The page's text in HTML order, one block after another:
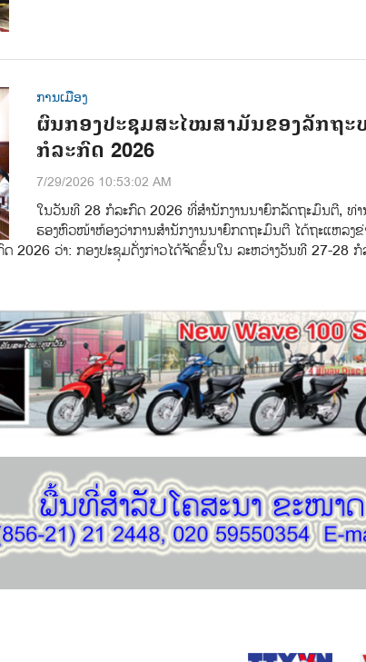
ການເມືອງ
ຜົນກອງປະຊຸມສະໄໝສາມັນຂອງລັກຖະ
ກໍລະກົດ 2026
7/29/2026 10:53:02 AM
ໃນວັນທີ 28 ກໍລະກົດ 2026 ທີ່ສໍານັກງານນາຍົກລັດຖະມົນຕີ, ທ່
ຮອງຫົວໜ້າຫ້ອງວ່າການສໍານັກງານນາຍົກດຖະມົນຕີ ໄດ້ຖະແຫລ
2026 ວ່າ: ກອງປະຊຸມດັ່ງກ່າວໄດ້ຈັດຂຶ້ນໃນ ລະຫວ່າງວັນທີ 27-28